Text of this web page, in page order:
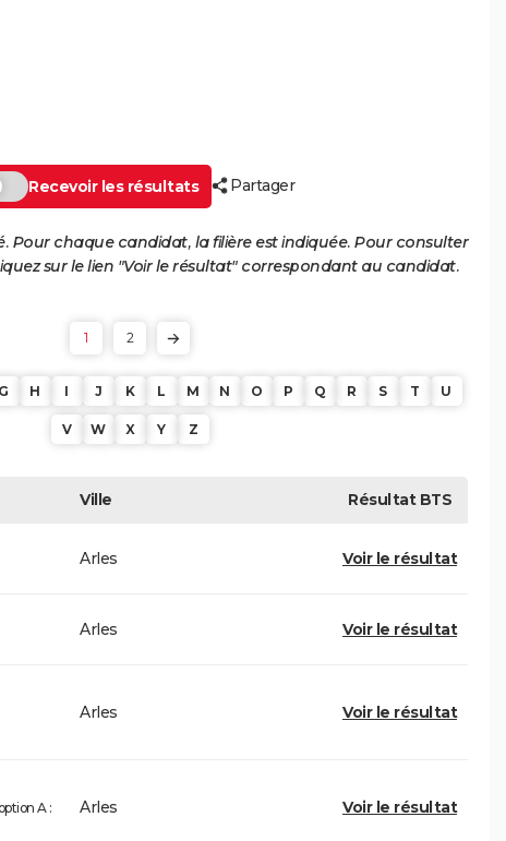
Recevoir les résultats Partager
Pour chaque candidat, la filière est indiquée. Pour consulter
sur le lien "Voir le résultat" correspondant au candidat.
1 2
G H I J K L M N O P Q R S T U
V W X Y Z
Ville RésultatBTS
Arles Voir le résultat
Arles Voir le résultat
Arles Voir le résultat
A :
Arles Voir le résultat